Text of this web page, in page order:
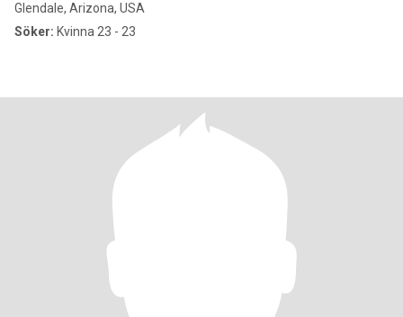
Glendale, Arizona, USA
Söker: Kvinna 23 - 23